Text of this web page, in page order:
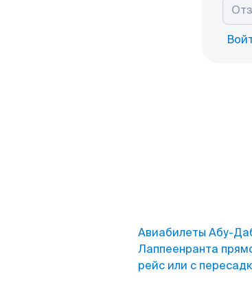
Авиабилеты Абу-
Лаппеенранта
рейс или с